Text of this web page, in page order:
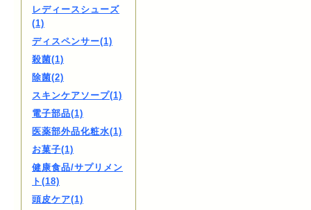
レディースシューズ
(1)
ディスペンサー(1)
殺菌(1)
除菌(2)
スキンケアソープ(1)
電子部品(1)
医薬部外品化粧水(1)
お菓子(1)
健康食品/サプリメン
ト(18)
頭皮ケア(1)